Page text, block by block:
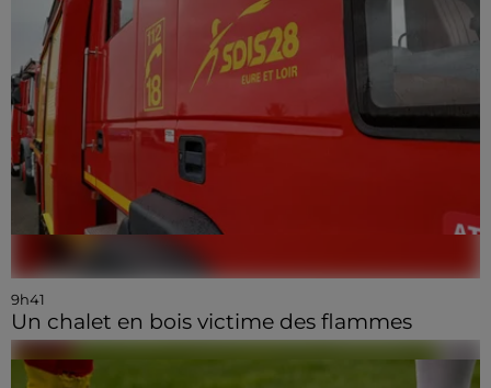
9h41
Un chalet en bois victime des flammes